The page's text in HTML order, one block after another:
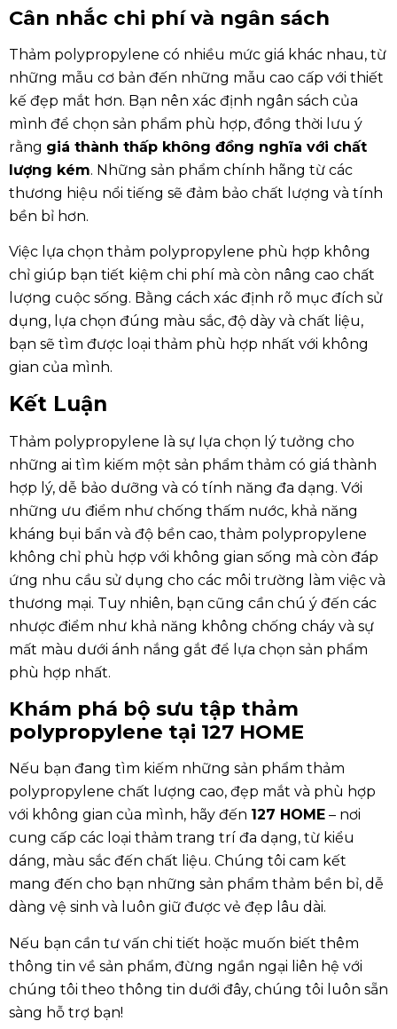
Cân nhắc chi phí và ngân sách
Thảm polypropylene có nhiều mức giá khác nhau, từ
những mẫu cơ bản đến những mẫu cao cấp với thiết
kế đẹp mắt hơn. Bạn nên xác định ngân sách của
mình để chọn sản phẩm phù hợp, đồng thời lưu ý
rằng giá thành thấp không đồng nghĩa với chất
lượng kém. Những sản phẩm chính hãng từ các
thương hiệu nổi tiếng sẽ đảm bảo chất lượng và tính
bền bỉ hơn.
Việc lựa chọn thảm polypropylene phù hợp không
chỉ giúp bạn tiết kiệm chi phí mà còn nâng cao chất
lượng cuộc sống. Bằng cách xác định rõ mục đích sử
dụng, lựa chọn đúng màu sắc, độ dày và chất liệu,
bạn sẽ tìm được loại thảm phù hợp nhất với không
gian của mình.
Kết Luận
Thảm polypropylene là sự lựa chọn lý tưởng cho
những ai tìm kiếm một sản phẩm thảm có giá thành
hợp lý, dễ bảo dưỡng và có tính năng đa dạng. Với
những ưu điểm như chống thấm nước, khả năng
kháng bụi bẩn và độ bền cao, thảm polypropylene
không chỉ phù hợp với không gian sống mà còn đáp
ứng nhu cầu sử dụng cho các môi trường làm việc và
thương mại. Tuy nhiên, bạn cũng cần chú ý đến các
nhược điểm như khả năng không chống cháy và sự
mất màu dưới ánh nắng gắt để lựa chọn sản phẩm
phù hợp nhất.
Khám phá bộ sưu tập thảm
polypropylene tại 127 HOME
Nếu bạn đang tìm kiếm những sản phẩm thảm
polypropylene chất lượng cao, đẹp mắt và phù hợp
với không gian của mình, hãy đến 127 HOME – nơi
cung cấp các loại thảm trang trí đa dạng, từ kiểu
dáng, màu sắc đến chất liệu. Chúng tôi cam kết
mang đến cho bạn những sản phẩm thảm bền bỉ, dễ
dàng vệ sinh và luôn giữ được vẻ đẹp lâu dài.
Nếu bạn cần tư vấn chi tiết hoặc muốn biết thêm
thông tin về sản phẩm, đừng ngần ngại liên hệ với
chúng tôi theo thông tin dưới đây, chúng tôi luôn sẵn
sàng hỗ trợ bạn!